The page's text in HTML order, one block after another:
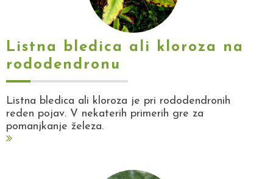
Listna bledica ali kloroza na
rododendronu
Listna bledica ali kloroza je pri rododendronih
reden pojav. V nekaterih primerih gre za
pomanjkanje železa.